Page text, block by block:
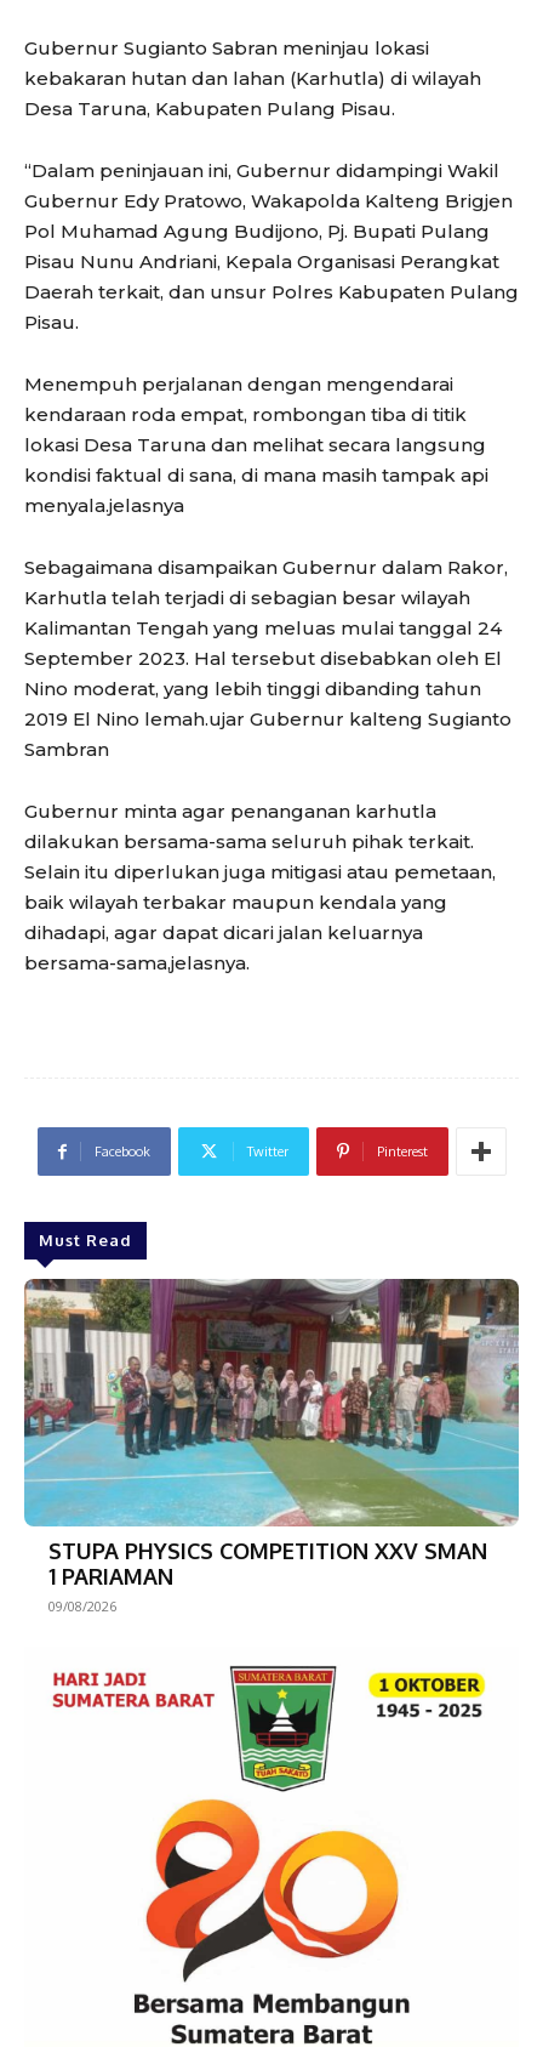
Gubernur Sugianto Sabran meninjau lokasi
kebakaran hutan dan lahan (Karhutla) di wilayah
Desa Taruna, Kabupaten Pulang Pisau.
“Dalam peninjauan ini, Gubernur didampingi Wakil
Gubernur Edy Pratowo, Wakapolda Kalteng Brigjen
Pol Muhamad Agung Budijono, Pj. Bupati Pulang
Pisau Nunu Andriani, Kepala Organisasi Perangkat
Daerah terkait, dan unsur Polres Kabupaten Pulang
Pisau.
Menempuh perjalanan dengan mengendarai
kendaraan roda empat, rombongan tiba di titik
lokasi Desa Taruna dan melihat secara langsung
kondisi faktual di sana, di mana masih tampak api
menyala.jelasnya
Sebagaimana disampaikan Gubernur dalam Rakor,
Karhutla telah terjadi di sebagian besar wilayah
Kalimantan Tengah yang meluas mulai tanggal 24
September 2023. Hal tersebut disebabkan oleh El
Nino moderat, yang lebih tinggi dibanding tahun
2019 El Nino lemah.ujar Gubernur kalteng Sugianto
Sambran
Gubernur minta agar penanganan karhutla
dilakukan bersama-sama seluruh pihak terkait.
Selain itu diperlukan juga mitigasi atau pemetaan,
baik wilayah terbakar maupun kendala yang
dihadapi, agar dapat dicari jalan keluarnya
bersama-sama,jelasnya.
Facebook Twitter Pinterest
Must Read
STUPA PHYSICS COMPETITION XXV SMAN
1 PARIAMAN
09/08/2026